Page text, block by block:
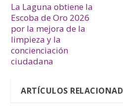
La Laguna obtiene la
Escoba de Oro 2026
por la mejora de la
limpieza y la
concienciación
ciudadana
ARTÍCULOS